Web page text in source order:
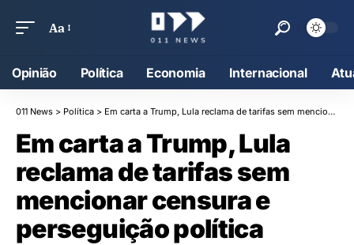
Aa
Opinião Política Economia Internacional
011 News > Política > Em carta a Trump, Lula reclama de tarifas sem mencionar censura e perseguição política
Em carta a Trump, Lula
reclama de tarifas sem
mencionar censura e
perseguição política